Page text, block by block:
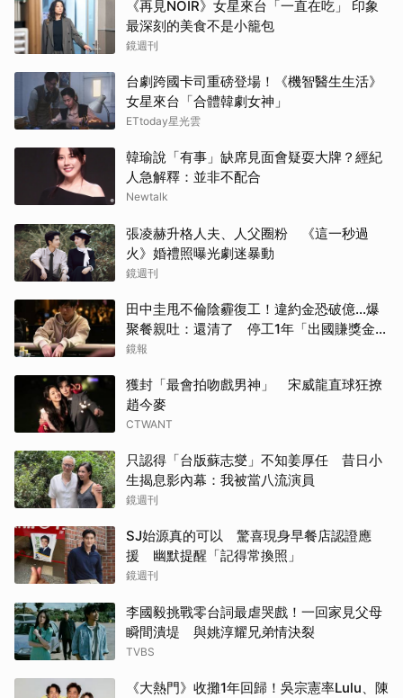
《再見NOIR》女星來台「一直在吃」 印象
最深刻的美食不是小籠包
鏡週刊
台劇跨國卡司重磅登場！《機智醫生生活》
女星來台「合體韓劇女神」
ETtoday星光雲
韓瑜說「有事」缺席見面會疑耍大牌？經紀
人急解釋：並非不配合
Newtalk
張凌赫升格人夫、人父圈粉 《這一秒過
火》婚禮照曝光劇迷暴動
鏡週刊
田中圭甩不倫陰霾復工！違約金恐破億...爆
聚餐親吐：還清了 停工1年「出國賺獎金」
內幕曝光
鏡報
獲封「最會拍吻戲男神」 宋威龍直球狂撩
趙今麥
CTWANT
只認得「台版蘇志燮」不知姜厚任 昔日小
生揭息影內幕：我被當八流演員
鏡週刊
SJ始源真的可以 驚喜現身早餐店認證應
援 幽默提醒「記得常換照」
鏡週刊
李國毅挑戰零台詞最虐哭戲！一回家見父母
瞬間潰堤 與姚淳耀兄弟情決裂
TVBS
《大熱門》收攤1年回歸！吳宗憲率Lulu、陳